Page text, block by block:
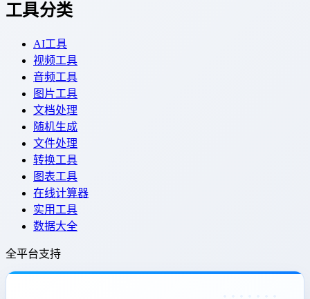
工具分类
AI工具
视频工具
音频工具
图片工具
文档处理
随机生成
文件处理
转换工具
图表工具
在线计算器
实用工具
数据大全
全平台支持